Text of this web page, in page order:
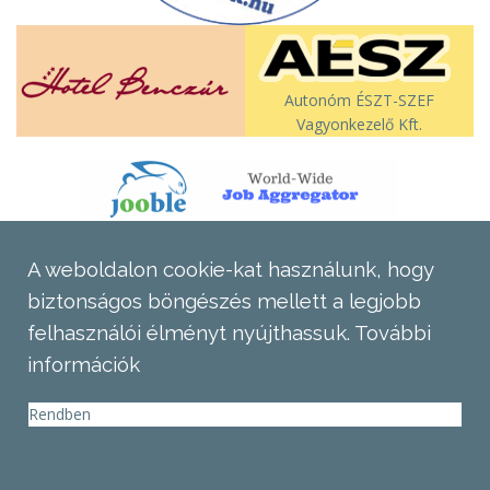
Autonóm ÉSZT-SZEF
Vagyonkezelő Kft.
A weboldalon cookie-kat használunk, hogy
biztonságos böngészés mellett a legjobb
felhasználói élményt nyújthassuk. További
információk
Rendben